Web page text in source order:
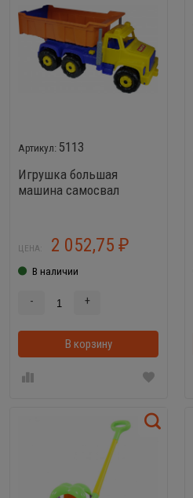
5113
Игрушка большая
машина самосвал
ЦЕНА: 2 052,75 ₽
В наличии
- +
В корзину